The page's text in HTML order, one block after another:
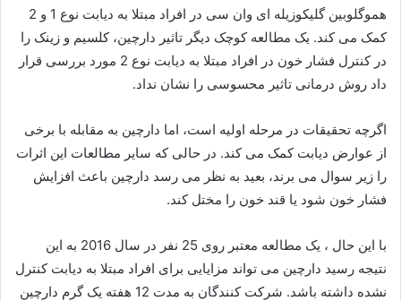
هموگلوبین گلیکوزیله ای وان سی در افراد مبتلا به دیابت نوع 1 و 2
کمک می کند. یک مطالعه کوچک دیگر تاثیر دارچین، کلسیم و زینک را
در کنترل فشار خون در افراد مبتلا به دیابت نوع 2 مورد بررسی قرار
داد روش درمانی تاثیر محسوسی را نشان نداد.
اگرچه تحقیقات در مرحله اولیه است، اما دارچین به مقابله با برخی
از عوارض دیابت کمک می کند. در حالی که سایر مطالعات این اثرات
را زیر سوال می برند، بعید به نظر می رسد دارچین باعث افزایش
فشار خون شود یا قند خون را مختل کند.
با این حال ، یک مطالعه معتبر روی 25 نفر در سال 2016 به این
نتیجه رسید دارچین می تواند مزایایی برای افراد مبتلا به دیابت کنترل
نشده داشته باشد. شرکت کنندگان به مدت 12 هفته یک گرم دارچین